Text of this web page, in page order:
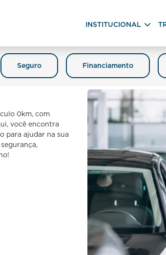
INSTITUCIONAL
Seguro Financiamento
0km, com
você encontra
para ajudar na sua